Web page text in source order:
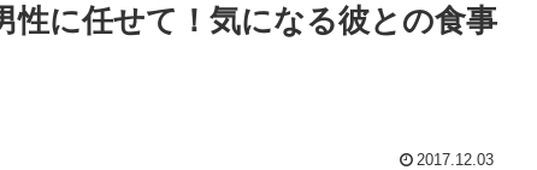
性に任せて！気になる彼との食事
2017.12.03